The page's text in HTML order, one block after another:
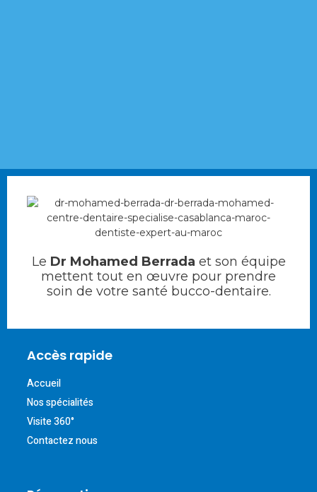
Le Dr Mohamed Berrada et son équipe
mettent tout en œuvre pour prendre
soin de votre santé bucco-dentaire.
Accès rapide
Accueil
Nos spécialités
Visite 360°
Contactez nous